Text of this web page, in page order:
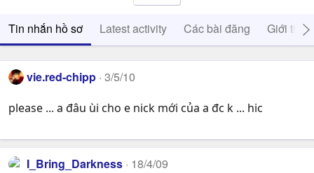
Tin nhắn hồ sơ Latest activity Các bài đăng Giới thiệu
vie.red-chipp 3/5/10
please ... a đâu ùi cho e nick mới của a đc k ... hic
I_Bring_Darkness 18/4/09